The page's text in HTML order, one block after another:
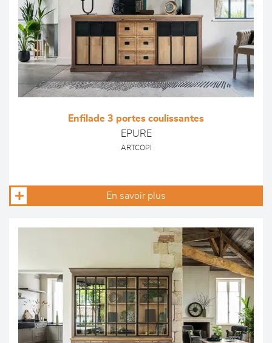
Enfilade 3 portes coulissantes
EPURE
ARTCOPI
En savoir plus